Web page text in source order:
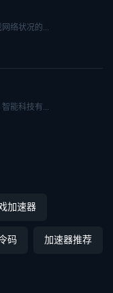
络状况的...
能科技有...
加速器
码 加速器推荐